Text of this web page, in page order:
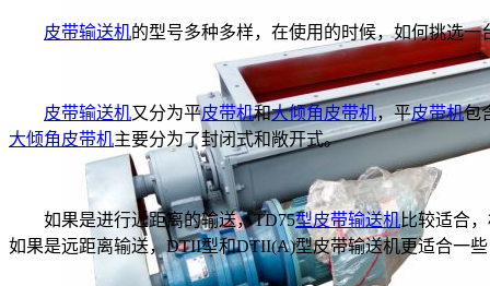
皮带输送机的型号多种多样，在使用的时候，如何挑选一
皮带输送机又分为平皮带机和大倾角皮带机，平皮带机包
大倾角皮带机主要分为了封闭式和敞开式。
如果是进行近距离的输送，TD75型皮带输送机比较适合
如果是远距离输送，DTII型和DTII(A)型皮带输送机更适合一